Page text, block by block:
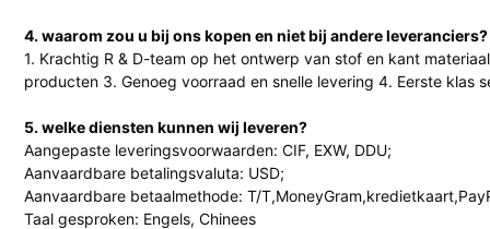
4. waarom zou u bij ons kopen en niet bij andere leveranciers?
1. Krachtig R & D-team op het ontwerp van stof en kant
producten 3. Genoeg voorraad en snelle levering 4. Eerste klas
5. welke diensten kunnen wij leveren?
Aangepaste leveringsvoorwaarden: CIF, EXW, DDU;
Aanvaardbare betalingsvaluta: USD;
Aanvaardbare betaalmethode: T/
Taal gesproken: Engels, Chinees